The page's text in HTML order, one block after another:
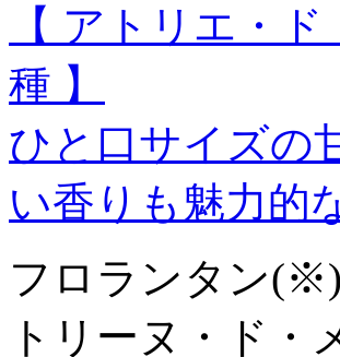
【 アトリエ・
種 】
ひと口サイズの
い香りも魅力的
フロランタン
トリーヌ・ド・